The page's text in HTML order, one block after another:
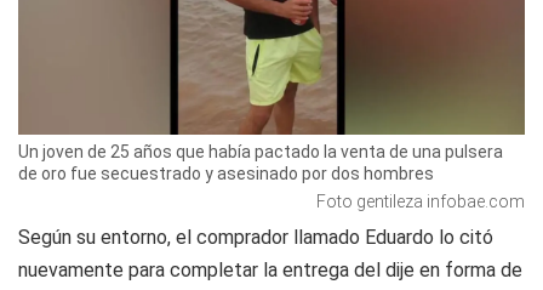
Un joven de 25 años que había pactado la venta de una pulsera
de oro fue secuestrado y asesinado por dos hombres
Foto gentileza infobae.com
Según su entorno, el comprador llamado Eduardo lo citó
nuevamente para completar la entrega del dije en forma de